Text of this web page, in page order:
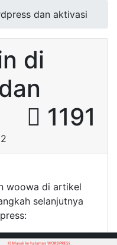
dan aktivasi
di
1191
woowa di artikel
selanjutnya